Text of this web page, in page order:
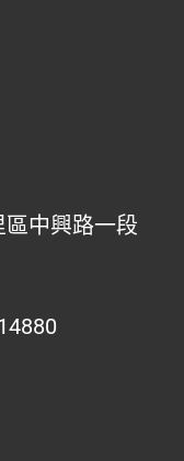
中興路一段